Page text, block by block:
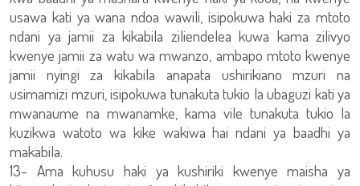
usawa kati ya wana ndoa wawili, isipokuwa haki za mtoto
ndani ya jamii za kikabila ziliendelea kuwa kama zilivyo
kwenye jamii za watu wa mwanzo, ambapo mtoto kwenye
jamii nyingi za kikabila anapata ushirikiano mzuri na
usimamizi mzuri, isipokuwa tunakuta tukio la ubaguzi kati ya
mwanaume na mwanamke, kama vile tunakuta tukio la
kuzikwa watoto wa kike wakiwa hai ndani ya baadhi ya
makabila.
13- Ama kuhusu haki ya kushiriki kwenye maisha ya